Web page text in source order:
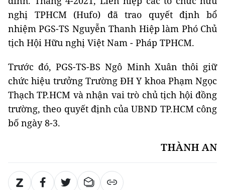
nghị TPHCM (Hufo) đã trao quyết định bổ
nhiệm PGS-TS Nguyễn Thanh Hiệp làm Phó Chủ
tịch Hội Hữu nghị Việt Nam - Pháp TPHCM.
Trước đó, PGS-TS-BS Ngô Minh Xuân thôi giữ
chức hiệu trưởng Trường ĐH Y khoa Phạm Ngọc
Thạch TP.HCM và nhận vai trò chủ tịch hội đồng
trường, theo quyết định của UBND TP.HCM công
bố ngày 8-3.
THÀNH AN